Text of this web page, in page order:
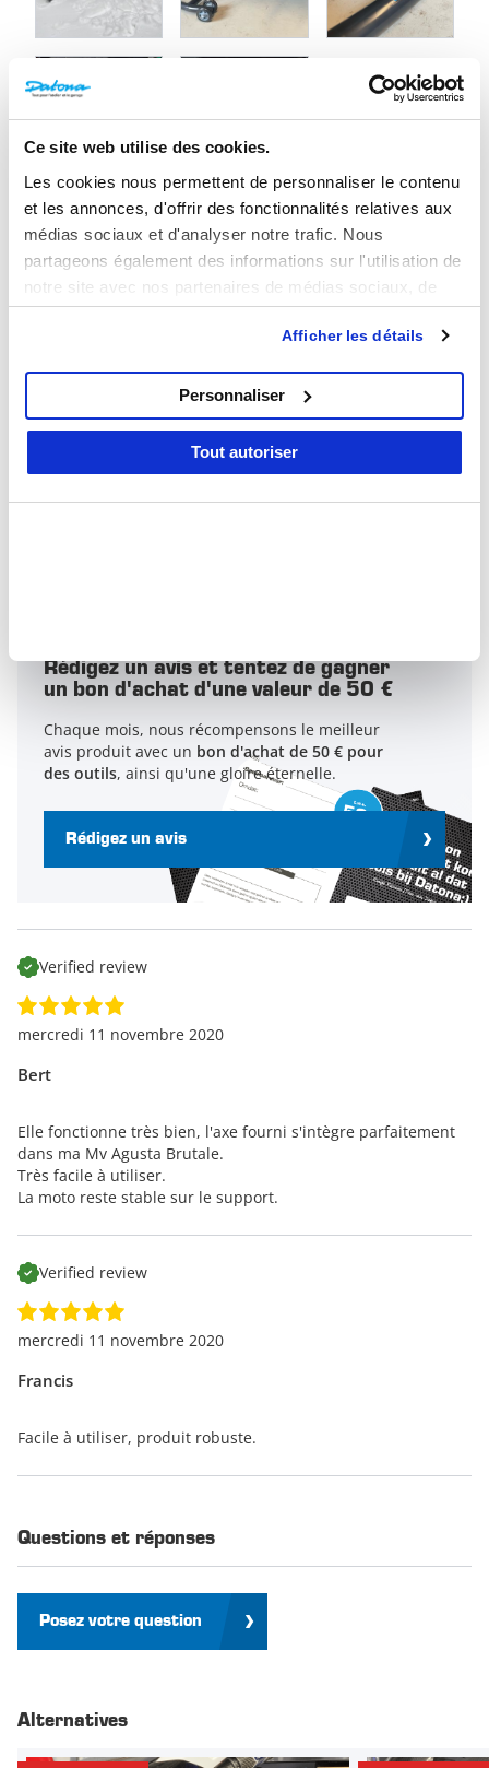
Ce site web utilise des cookies.
Les cookies nous permettent de personnaliser le contenu
et les annonces, d'offrir des fonctionnalités relatives aux
médias sociaux et d'analyser notre trafic. Nous
partageons également des informations sur l'utilisation de
notre site avec nos partenaires de médias sociaux, de
publicité et d'analyse, qui peuvent combiner celles-ci
avec d'autres informations que vous leur avez fournies ou
Afficher les détails
Tout autoriser
Personnaliser
Avis 2 Avis
5/5
Basé sur2 avis
4
0
Rédigez un avis et tentez de gagner
un bon d'achat d'une valeur de 50 €
Chaque mois, nous récompensons le meilleur
avis produit avec un bon d'achat de 50 € pour
des outils, ainsi qu'une gloire éternelle.
Rédigez un avis
Verified review
Bert
mercredi 11 novembre 2020
Elle fonctionne très bien, l'axe fourni s'intègre parfaitement
dans ma Mv Agusta Brutale.
Très facile à utiliser.
La moto reste stable sur le support.
Verified review
Francis
mercredi 11 novembre 2020
Facile à utiliser, produit robuste.
Questions et réponses
Posez votre question
Alternatives